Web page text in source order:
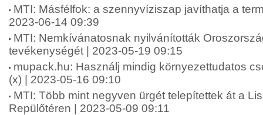
MTI: Másfélfok: a szennyvíziszap javíthatja a
2023-06-14 09:39
MTI: Nemkívánatosnak nyilvánították
tevékenységét | 2023-05-19 09:15
mupack.hu: Használj mindig környezettudatos
(x) | 2023-05-16 09:10
MTI: Több mint negyven ürgét telepítettek át a
Repülőtéren | 2023-05-09 09:11